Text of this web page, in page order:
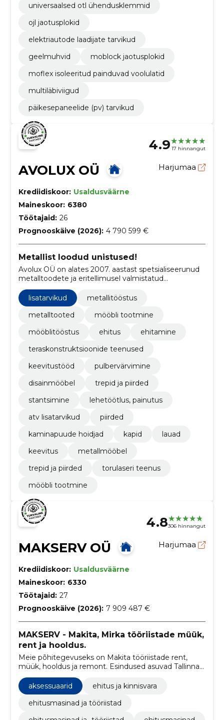
universaalsed otl ühendusklemmid
ojl jaotusplokid
elektriautode laadijate tarvikud
geelmuhvid
moblock jaotusplokid
moflex isoleeritud painduvad voolulatid
multiläbiviigud
päikesepaneelide (pv) tarvikud
4.9 17 hinnangut
AVOLUX OÜ Harjumaa
Krediidiskoor: Usaldusväärne
Maineskoor: 6380
Töötajaid: 26
Prognooskäive (2026): 4 790 599 €
Metallist loodud unistused!
Avolux OÜ on alates 2007. aastast spetsialiseerunud
metalltoodete ja eritellimusel valmistatud
disainmööbli tootmisele, pakkudes laia valikut
metallmööblit, disainmööblit, metallkappe ja
mitmesuguseid metallitöid.
lisatarvikud
metallitööstus
metalltooted
mööbli tootmine
mööblitööstus
ehitus
ehitamine
teraskonstruktsioonide teenused
keevitustööd
pulbervärvimine
disainmööbel
trepid ja piirded
stantsimine
lehetöötlus, painutus
atv lisatarvikud
piirded
kaminapuude hoidjad
kapid
lauad
keevitus
metallmööbel
trepid ja piirded
torulaseri teenus
mööbli tootmine
4.8306 hinnangut
MAKSERV OÜ Harjumaa
Krediidiskoor: Usaldusväärne
Maineskoor: 6330
Töötajaid: 27
Prognooskäive (2026): 7 909 487 €
MAKSERV - Makita, Mirka tööriistade müük,
rent ja hooldus.
Meie põhitegevuseks on Makita tööriistade rent,
müük, hooldus ja remont. Esindused asuvad Tallinnas
aksessuaarid
ehitus ja kinnisvara
ehitusmasinad ja tööriistad